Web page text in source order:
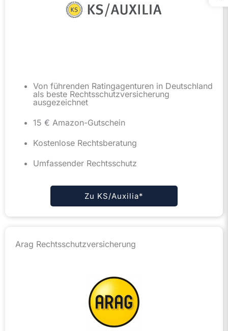
Von führenden Ratingagenturen in Deutschland
als beste Rechtsschutzversicherung
ausgezeichnet
15 € Amazon-Gutschein
Kostenlose Rechtsberatung
Umfassender Rechtsschutz
Zu KS/Auxilia*
Arag Rechtsschutzversicherung